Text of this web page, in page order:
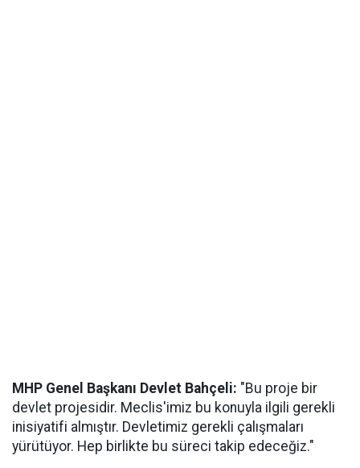
MHP Genel Başkanı Devlet Bahçeli: "Bu proje bir
devlet projesidir. Meclis'imiz bu konuyla ilgili gerekli
inisiyatifi almıştır. Devletimiz gerekli çalışmaları
yürütüyor. Hep birlikte bu süreci takip edeceğiz."